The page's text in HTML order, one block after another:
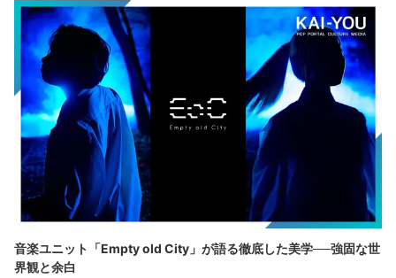
音楽ユニット「Empty old City」が語る徹底した美学──強固な世
界観と余白